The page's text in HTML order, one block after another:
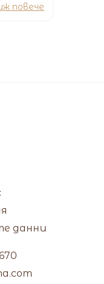
повече
данни